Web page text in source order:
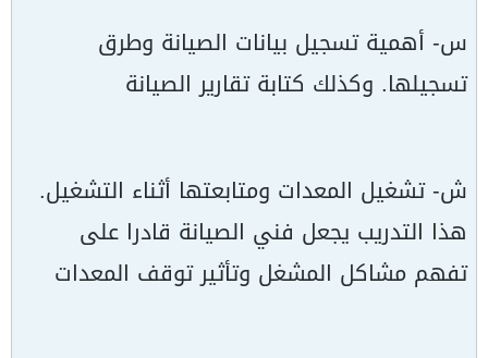
س- أهمية تسجيل بيانات الصيانة وطرق
تسجيلها. وكذلك كتابة تقارير الصيانة
ش- تشغيل المعدات ومتابعتها أثناء التشغيل.
هذا التدريب يجعل فني الصيانة قادرا على
تفهم مشاكل المشغل وتأثير توقف المعدات